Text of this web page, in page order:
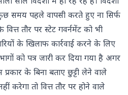
समय पहले वापसी करते हुए ना सिर्फ
तौर पर स्टेट गवर्नमेंट को भी
के खिलाफ कार्रवाई करने के लिए
को पत्र जारी कर दिया गया है अगर
के बिना बताए छुट्टी लेने वाले
करेगा तो वित्त तौर पर होने वाले